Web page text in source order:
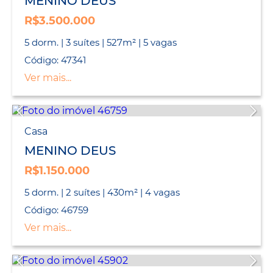
R$3.500.000
5 dorm. | 3 suítes | 527m² | 5 vagas
Código: 47341
Ver mais...
Casa
MENINO DEUS
R$1.150.000
5 dorm. | 2 suítes | 430m² | 4 vagas
Código: 46759
Ver mais...